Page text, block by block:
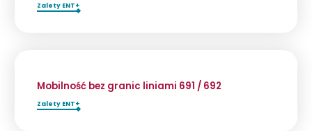
Zalety ENT+
Mobilność bez granic liniami 691 / 692
Zalety ENT+